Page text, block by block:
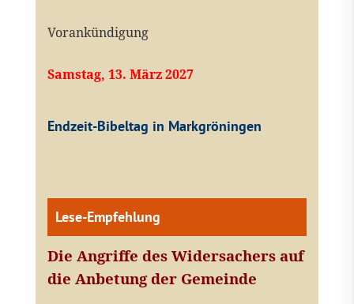
Vorankündigung
Samstag, 13. März 2027
Endzeit-Bibeltag in Markgröningen
Lese-Empfehlung
Die Angriffe des Widersachers auf
die Anbetung der Gemeinde